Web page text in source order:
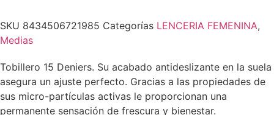
SKU 8434506721985 Categorías LENCERIA FEMENINA,
Medias
Tobillero 15 Deniers. Su acabado antideslizante en la suela
asegura un ajuste perfecto. Gracias a las propiedades de
sus micro-partículas activas le proporcionan una
permanente sensación de frescura y bienestar.